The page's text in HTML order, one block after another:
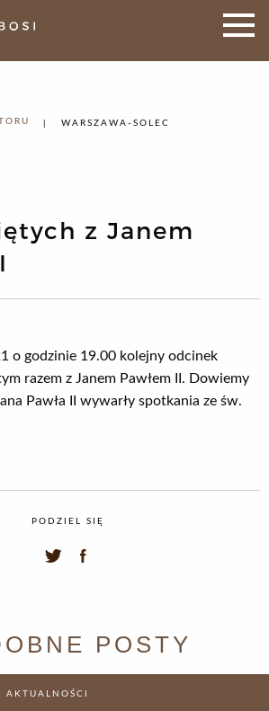
WARSZAWA-SOLEC
z Janem
o godzinie 19.00 kolejny odcinek
razem z Janem Pawłem II. Dowiemy
Pawła II wywarły spotkania ze św.
PODZIEL SIĘ
POSTY
AKTUALNOŚCI